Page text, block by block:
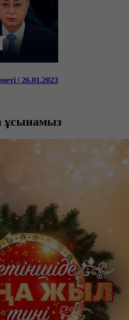
| 26.01.2023
ұсынамыз